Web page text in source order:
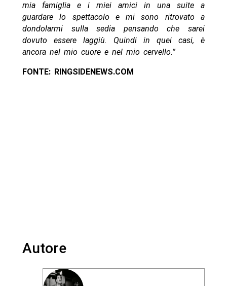
mia famiglia e i miei amici in una suite a
guardare lo spettacolo e mi sono ritrovato a
dondolarmi sulla sedia pensando che sarei
dovuto essere laggiù. Quindi in quei casi, è
ancora nel mio cuore e nel mio cervello.”
FONTE: RINGSIDENEWS.COM
Autore